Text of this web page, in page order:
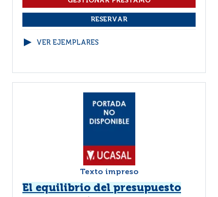
VER EJEMPLARES
Texto impreso
El equilibrio del presupuesto